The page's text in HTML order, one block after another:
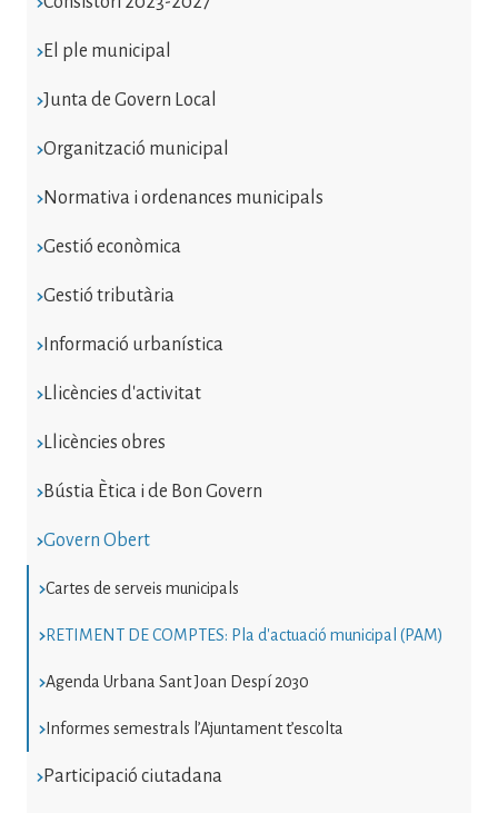
El ple municipal
Junta de Govern Local
Organització municipal
Normativa i ordenances municipals
Gestió econòmica
Gestió tributària
Informació urbanística
Llicències d'activitat
Llicències obres
Bústia Ètica i de Bon Govern
Govern Obert
Cartes de serveis municipals
RETIMENT DE COMPTES: Pla d'actuació municipal (PAM)
Agenda Urbana Sant Joan Despí 2030
Informes semestrals l’Ajuntament t’escolta
Participació ciutadana